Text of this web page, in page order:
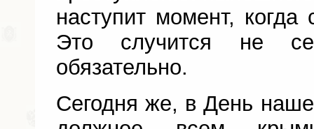
наступит момент,
Это случится не
обязательно.
Сегодня же, в День